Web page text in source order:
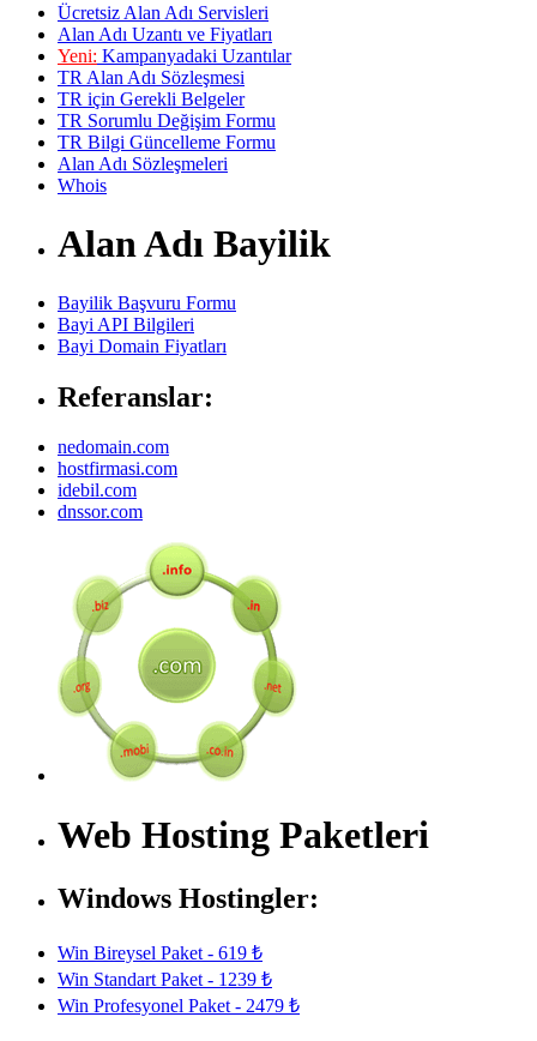
Ücretsiz Alan Adı Servisleri
Alan Adı Uzantı ve Fiyatları
Yeni: Kampanyadaki Uzantılar
TR Alan Adı Sözleşmesi
TR için Gerekli Belgeler
TR Sorumlu Değişim Formu
TR Bilgi Güncelleme Formu
Alan Adı Sözleşmeleri
Whois
Alan Adı Bayilik
Bayilik Başvuru Formu
Bayi API Bilgileri
Bayi Domain Fiyatları
Referanslar:
nedomain.com
hostfirmasi.com
idebil.com
dnssor.com
Web Hosting Paketleri
Windows Hostingler:
Win Bireysel Paket - 619 ₺
Win Standart Paket - 1239 ₺
Win Profesyonel Paket - 2479 ₺